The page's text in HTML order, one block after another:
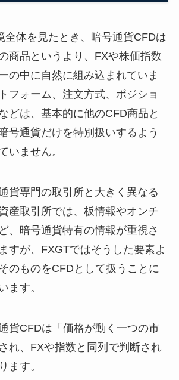
全体を見たとき、暗号通貨CFDは
商品というより、FXや株価指数
の中に自然に組み込まれていま
フォーム、注文方式、ポジショ
どは、基本的に他のCFD商品と
号通貨だけを特別扱いするよう
いません。
貨専門の取引所と大きく異なる
産取引所では、板情報やオンチ
、暗号通貨特有の情報が重視さ
すが、FXGTではそうした要素よ
のものをCFDとして扱うことに
ます。
貨CFDは「価格が動く一つの市
れ、FXや指数と同列で判断され
ます。